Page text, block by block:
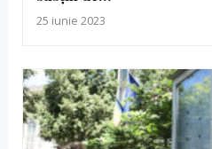
25 iunie 2023